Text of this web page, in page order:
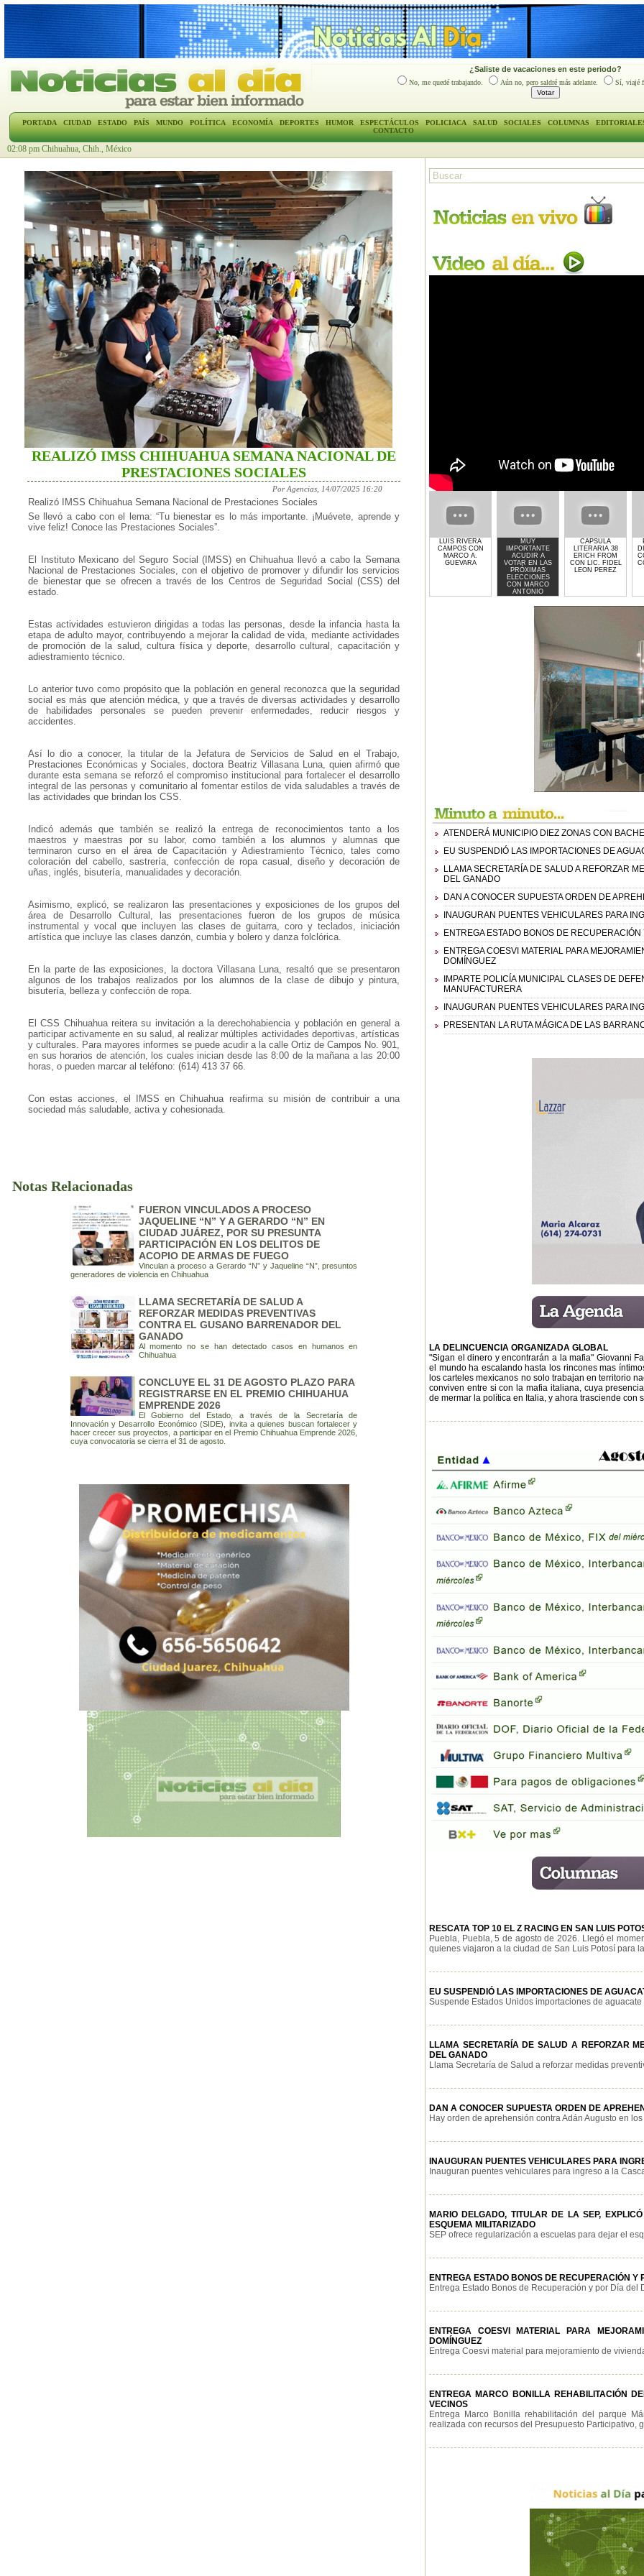
¿Saliste de vacaciones en este periodo?
No, me quedé trabajando. Aún no, pero saldré más adelante. Sí, viajé
PORTADA CIUDAD ESTADO PAÍS MUNDO POLÍTICA ECONOMÍA DEPORTES HUMOR ESPECTÁCULOS POLICIACA SALUD SOCIALES COLUMNAS
CONTACTO
02:08 pm Chihuahua, Chih., México
REALIZÓ IMSS CHIHUAHUA SEMANA NACIONAL DE
PRESTACIONES SOCIALES
Por Agencias, 14/07/2025 16:20
Realizó IMSS Chihuahua Semana Nacional de Prestaciones Sociales
Se llevó a cabo con el lema: “Tu bienestar es lo más importante. ¡Muévete, aprende y
vive feliz! Conoce las Prestaciones Sociales”.
El Instituto Mexicano del Seguro Social (IMSS) en Chihuahua llevó a cabo la Semana
Nacional de Prestaciones Sociales, con el objetivo de promover y difundir los servicios
de bienestar que se ofrecen a través de los Centros de Seguridad Social (CSS) del
estado.
Estas actividades estuvieron dirigidas a todas las personas, desde la infancia hasta la
etapa de adulto mayor, contribuyendo a mejorar la calidad de vida, mediante actividades
de promoción de la salud, cultura física y deporte, desarrollo cultural, capacitación y
adiestramiento técnico.
Lo anterior tuvo como propósito que la población en general reconozca que la seguridad
social es más que atención médica, y que a través de diversas actividades y desarrollo
de habilidades personales se pueden prevenir enfermedades, reducir riesgos y
accidentes.
Así lo dio a conocer, la titular de la Jefatura de Servicios de Salud en el Trabajo,
Prestaciones Económicas y Sociales, doctora Beatriz Villasana Luna, quien afirmó que
durante esta semana se reforzó el compromiso institucional para fortalecer el desarrollo
integral de las personas y comunitario al fomentar estilos de vida saludables a través de
las actividades que brindan los CSS.
Indicó además que también se realizó la entrega de reconocimientos tanto a los
maestros y maestras por su labor, como también a los alumnos y alumnas que
terminaron curso en el área de Capacitación y Adiestramiento Técnico, tales como
coloración del cabello, sastrería, confección de ropa casual, diseño y decoración de
uñas, inglés, bisutería, manualidades y decoración.
Asimismo, explicó, se realizaron las presentaciones y exposiciones de los grupos del
área de Desarrollo Cultural, las presentaciones fueron de los grupos de música
instrumental y vocal que incluyen las clases de guitarra, coro y teclados, iniciación
artística que incluye las clases danzón, cumbia y bolero y danza folclórica.
En la parte de las exposiciones, la doctora Villasana Luna, resaltó que se presentaron
algunos de los trabajos realizados por los alumnos de la clase de dibujo y pintura,
bisutería, belleza y confección de ropa.
El CSS Chihuahua reitera su invitación a la derechohabiencia y población en general a
participar activamente en su salud, al realizar múltiples actividades deportivas, artísticas
y culturales. Para mayores informes se puede acudir a la calle Ortiz de Campos No. 901,
en sus horarios de atención, los cuales inician desde las 8:00 de la mañana a las 20:00
horas, o pueden marcar al teléfono: (614) 413 37 66.
Con estas acciones, el IMSS en Chihuahua reafirma su misión de contribuir a una
sociedad más saludable, activa y cohesionada.
Notas Relacionadas
FUERON VINCULADOS A PROCESO
JAQUELINE “N” Y A GERARDO “N” EN
CIUDAD JUÁREZ, POR SU PRESUNTA
PARTICIPACIÓN EN LOS DELITOS DE
ACOPIO DE ARMAS DE FUEGO
Vinculan a proceso a Gerardo “N” y Jaqueline “N”, presuntos
generadores de violencia en Chihuahua
LLAMA SECRETARÍA DE SALUD A
REFORZAR MEDIDAS PREVENTIVAS
CONTRA EL GUSANO BARRENADOR DEL
GANADO
Al momento no se han detectado casos en humanos en
Chihuahua
CONCLUYE EL 31 DE AGOSTO PLAZO PARA
REGISTRARSE EN EL PREMIO CHIHUAHUA
EMPRENDE 2026
El Gobierno del Estado, a través de la Secretaría de
Innovación y Desarrollo Económico (SIDE), invita a quienes buscan fortalecer y
hacer crecer sus proyectos, a participar en el Premio Chihuahua Emprende 2026,
cuya convocatoria se cierra el 31 de agosto.
LUIS RIVERA
CAMPOS CON
MARCO A.
GUEVARA
MUY
IMPORTANTE
ACUDIR A
VOTAR EN LAS
PRÓXIMAS
ELECCIONES
CON MARCO
ANTONIO
GUEVARA
CAPSULA
LITERARIA 38
ERICH FROM
CON LIC. FIDEL
LEON PEREZ
ATENDERÁ MUNICIPIO DIEZ ZONAS CON
EU SUSPENDIÓ LAS IMPORTACIONES DE
LLAMA SECRETARÍA DE SALUD A REFORZAR
DEL GANADO
DAN A CONOCER SUPUESTA ORDEN DE
INAUGURAN PUENTES VEHICULARES PARA
ENTREGA ESTADO BONOS DE
ENTREGA COESVI MATERIAL PARA
DOMÍNGUEZ
IMPARTE POLICÍA MUNICIPAL CLASES DE
MANUFACTURERA
INAUGURAN PUENTES VEHICULARES PARA
PRESENTAN LA RUTA MÁGICA DE LAS
LA DELINCUENCIA ORGANIZADA GLOBAL
"Sigan el dinero y encontrarán a la mafia" Giovanni
el mundo ha escalando hasta los rincones mas
los carteles mexicanos no solo trabajan en territorio
conviven entre si con la mafia italiana, cuya
de mermar la política en Italia, y ahora trasciende con
RESCATA TOP 10 EL Z RACING EN SAN LUIS
Puebla, Puebla, 5 de agosto de 2026. Llegó el
quienes viajaron a la ciudad de San Luis Potosí para
EU SUSPENDIÓ LAS IMPORTACIONES DE
Suspende Estados Unidos importaciones de
LLAMA SECRETARÍA DE SALUD A REFORZAR
DEL GANADO
Llama Secretaría de Salud a reforzar medidas
DAN A CONOCER SUPUESTA ORDEN DE
Hay orden de aprehensión contra Adán Augusto en
INAUGURAN PUENTES VEHICULARES PARA
Inauguran puentes vehiculares para ingreso a la
MARIO DELGADO, TITULAR DE LA SEP,
ESQUEMA MILITARIZADO
SEP ofrece regularización a escuelas para dejar el
ENTREGA ESTADO BONOS DE RECUPERACIÓN
Entrega Estado Bonos de Recuperación y por Día del
ENTREGA COESVI MATERIAL PARA
DOMÍNGUEZ
Entrega Coesvi material para mejoramiento de
ENTREGA MARCO BONILLA REHABILITACIÓN
VECINOS
Entrega Marco Bonilla rehabilitación del parque
realizada con recursos del Presupuesto Participativo,